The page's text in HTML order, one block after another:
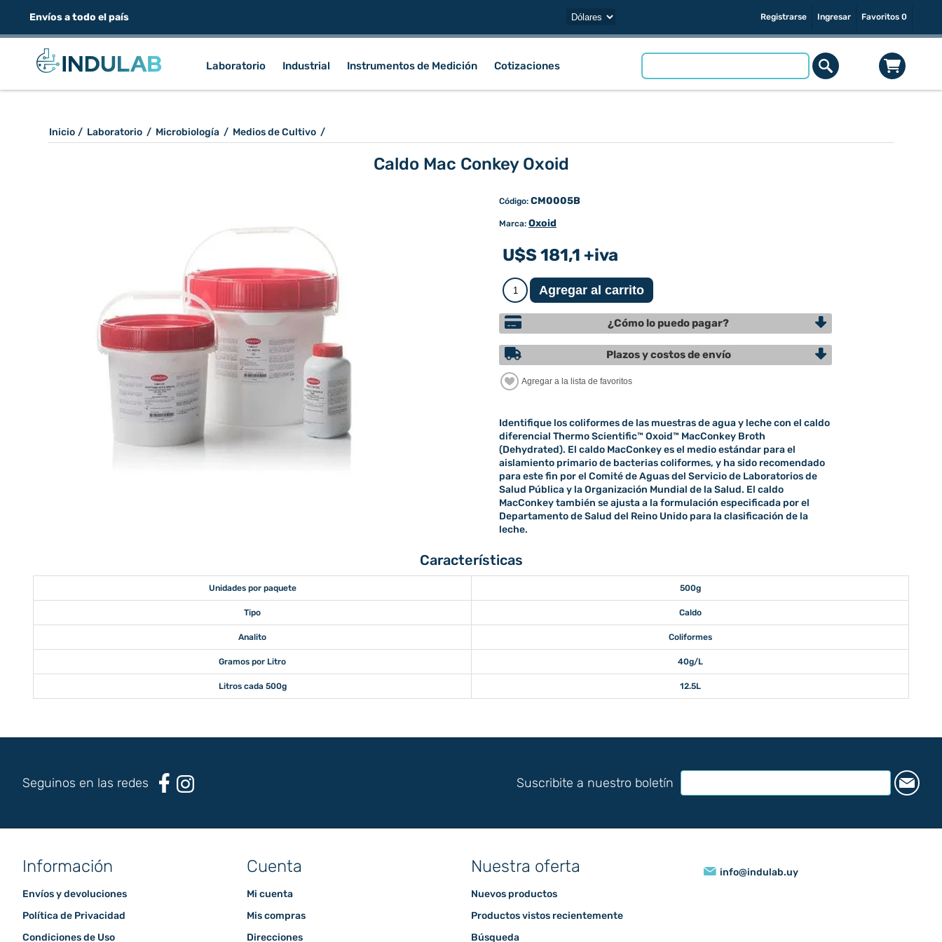
Envíos a todo el país Registrarse Ingresar Favoritos 0
Laboratorio Industrial Instrumentos de Medición Cotizaciones
Inicio / Laboratorio / Microbiología / Medios de Cultivo /
Caldo Mac Conkey Oxoid
Código: CM0005B
Marca: Oxoid
U$S 181,1 +iva
¿Cómo lo puedo pagar?
Plazos y costos de envío
Identifique los coliformes de las muestras de agua y leche con el caldo
diferencial Thermo Scientific™ Oxoid™ MacConkey Broth
(Dehydrated). El caldo MacConkey es el medio estándar para el
aislamiento primario de bacterias coliformes, y ha sido recomendado
para este fin por el Comité de Aguas del Servicio de Laboratorios de
Salud Pública y la Organización Mundial de la Salud. El caldo
MacConkey también se ajusta a la formulación especificada por el
Departamento de Salud del Reino Unido para la clasificación de la
leche.
Características
Unidades por paquete 500g
Tipo Caldo
Analito Coliformes
Gramos por Litro 40g/L
Litros cada 500g 12.5L
Seguinos en las redes Suscribite a nuestro boletín
Información
Envíos y devoluciones
Política de Privacidad
Condiciones de Uso
Cuenta
Mi cuenta
Mis compras
Direcciones
Nuestra oferta
Nuevos productos
Productos vistos recientemente
Búsqueda
info@indulab.uy